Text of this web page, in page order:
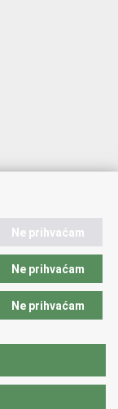
Ne prihvaćam
Ne prihvaćam
Ne prihvaćam